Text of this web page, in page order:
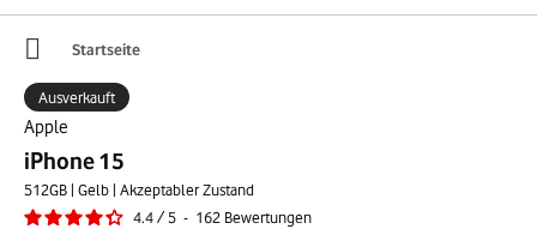
Startseite
Apple
iPhone 15
512GB | Gelb | Akzeptabler Zustand
4.4/5 - 162 Bewertungen
Ausverkauft